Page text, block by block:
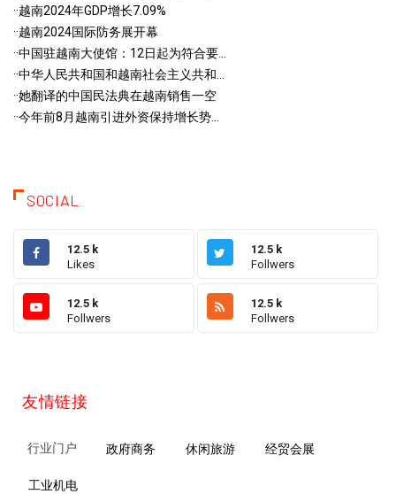
··越南2024年GDP增长7.09%
··越南2024国际防务展开幕
··中国驻越南大使馆：12日起为符合要...
··中华人民共和国和越南社会主义共和...
··她翻译的中国民法典在越南销售一空
··今年前8月越南引进外资保持增长势...
SOCIAL
12.5 k
Likes
12.5 k
Follwers
12.5 k
Follwers
12.5 k
Follwers
友情链接
行业门户 政府商务 休闲旅游 经贸会展
工业机电